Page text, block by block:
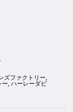
ズファクトリー,
ー,ハーレーダビ